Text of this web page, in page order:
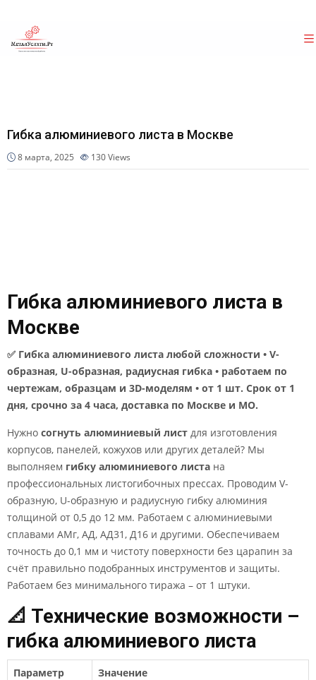
Гибка алюминиевого листа в Москве
8 марта, 2025 130Views
Гибка алюминиевого листа в
Москве
✅ Гибка алюминиевого листа любой сложности • V-
образная, U-образная, радиусная гибка • работаем по
чертежам, образцам и 3D-моделям • от 1 шт. Срок от 1
дня, срочно за 4 часа, доставка по Москве и МО.
Нужно согнуть алюминиевый лист для изготовления
корпусов, панелей, кожухов или других деталей? Мы
выполняем гибку алюминиевого листа на
профессиональных листогибочных прессах. Проводим V-
образную, U-образную и радиусную гибку алюминия
толщиной от 0,5 до 12 мм. Работаем с алюминиевыми
сплавами АМг, АД, АД31, Д16 и другими. Обеспечиваем
точность до 0,1 мм и чистоту поверхности без царапин за
счёт правильно подобранных инструментов и защиты.
Работаем без минимального тиража – от 1 штуки.
📐 Технические возможности –
гибка алюминиевого листа
Параметр
Значение